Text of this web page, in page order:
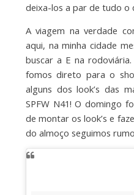
deixa-los a par de tudo o
A viagem na verdade
aqui, na minha cidade
buscar a E na
fomos direto para o
alguns dos look’s das
SPFW N41! O domingo
de montar os look’s e
do almoço seguimos